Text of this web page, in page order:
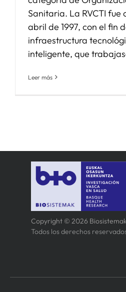
NOTICIAS
Sanitaria. La RVCTI fue
abril de 1997, con el fin
infraestructura
inteligente, que
Leer más
Copyright © 2026 Biosistemak
Todos los derechos